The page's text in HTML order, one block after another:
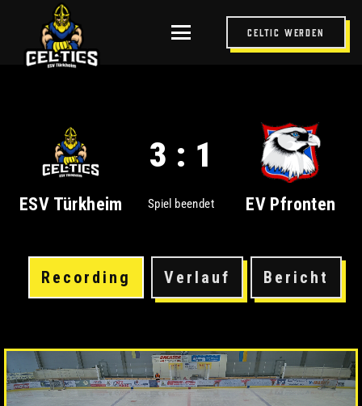
Celtic werden
3 : 1
ESV Türkheim Spiel beendet EV Pfronten
Recording Verlauf Bericht